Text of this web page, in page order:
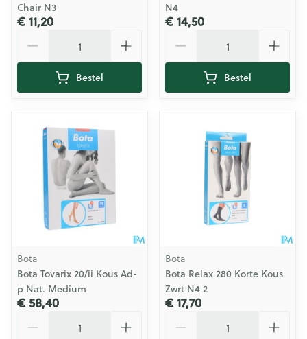
Chair N3
€ 11,20
Bestel
N4
€ 14,50
Bestel
Bota
Bota Tovarix 20/ii Kous Ad-
p Nat. Medium
€ 58,40
Bota
Bota Relax 280 Korte Kous
Zwrt N4 2
€ 17,70